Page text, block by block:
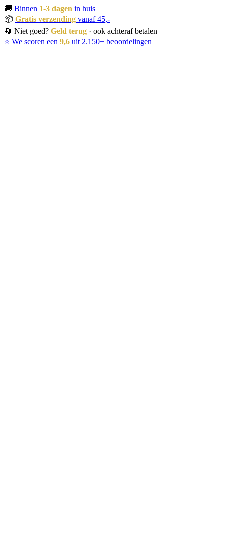
🚚 Binnen 1-3 dagen in huis
📦 Gratis verzending vanaf 45,-
🔄 Niet goed? Geld terug · ook achteraf betalen
⭐ We scoren een 9,6 uit 2.150+ beoordelingen